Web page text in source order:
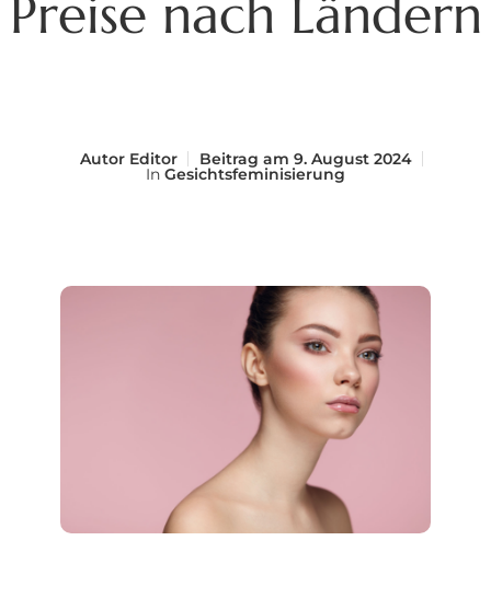
Preise nach Ländern
AutorEditor Beitrag am 9. August 2024
In Gesichtsfeminisierung